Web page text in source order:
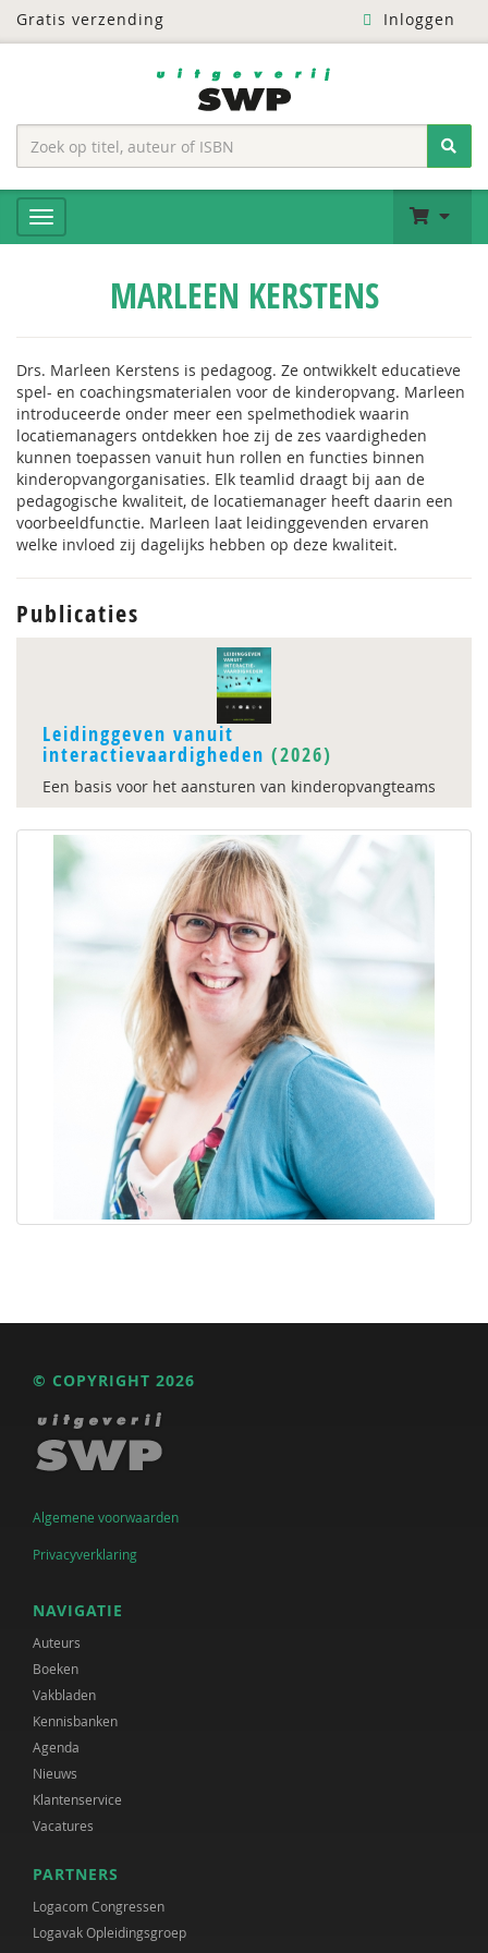
Gratis verzending Inloggen
MARLEEN KERSTENS
Drs. Marleen Kerstens is pedagoog. Ze ontwikkelt educatieve
spel- en coachingsmaterialen voor de kinderopvang. Marleen
introduceerde onder meer een spelmethodiek waarin
locatiemanagers ontdekken hoe zij de zes vaardigheden
kunnen toepassen vanuit hun rollen en functies binnen
kinderopvangorganisaties. Elk teamlid draagt bij aan de
pedagogische kwaliteit, de locatiemanager heeft daarin een
voorbeeldfunctie. Marleen laat leidinggevenden ervaren
welke invloed zij dagelijks hebben op deze kwaliteit.
Publicaties
Leidinggeven vanuit
interactievaardigheden (2026)
Een basis voor het aansturen van kinderopvangteams
© COPYRIGHT 2026
Algemene voorwaarden
Privacyverklaring
NAVIGATIE
Auteurs
Boeken
Vakbladen
Kennisbanken
Agenda
Nieuws
Klantenservice
Vacatures
PARTNERS
Logacom Congressen
Logavak Opleidingsgroep